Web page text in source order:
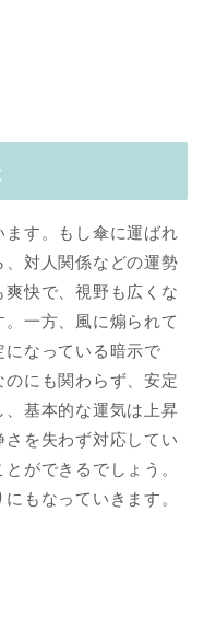
す。もし傘に運ばれ
対人関係などの運勢
快で、視野も広くな
一方、風に煽られて
なっている暗示で
にも関わらず、安定
基本的な運気は上昇
を失わず対応してい
ができるでしょう。
もなっていきます。